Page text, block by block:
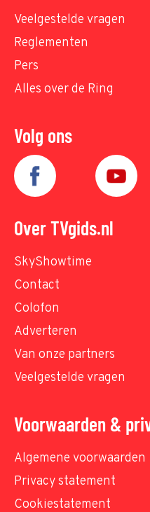
Veelgestelde vragen
Reglementen
Pers
Alles over de Ring
Volg ons
Over TVgids.nl
SkyShowtime
Contact
Colofon
Adverteren
Van onze partners
Veelgestelde vragen
Voorwaarden &
Algemene voorwaarden
Privacy statement
Cookiestatement